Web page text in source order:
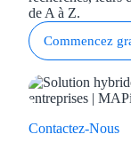
de A à Z.
Commencez
Contactez-Nous